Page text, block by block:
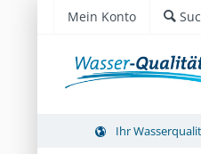
Mein Konto
Ihr